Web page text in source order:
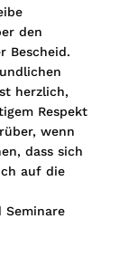
den
Bescheid.
herzlich,
Respekt
wenn
dass sich
auf die
Seminare